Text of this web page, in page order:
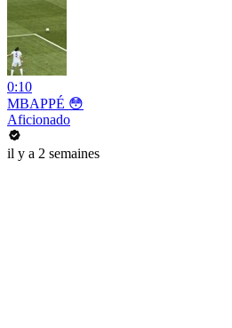
0:10
MBAPPÉ 😳
Aficionado
il y a 2 semaines